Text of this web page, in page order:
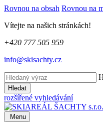
Rovnou na obsah Rovnou na
Vítejte na našich stránkách!
+420 777 505 959
info@skisachty.cz
Hledat
rozšířené vyhledávání
Menu